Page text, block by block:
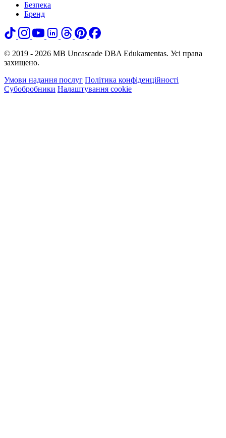
Безпека
Бренд
© 2019 - 2026 MB Uncascade DBA Edukamentas. Усі права
захищено.
Умови надання послуг Політика конфіденційності
Субобробники Налаштування cookie